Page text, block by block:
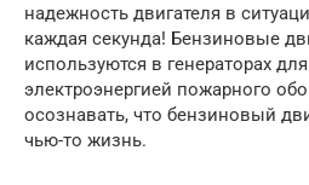
надежность двигателя в
каждая секунда! Бензиновые
используются в генераторах
электроэнергией пожарного
осознавать, что бензиновый
чью-то жизнь.